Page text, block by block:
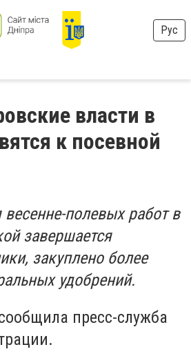
Рус
власти в
к посевной
полевых работ в
завершается
закуплено более
удобрений.
пресс-служба